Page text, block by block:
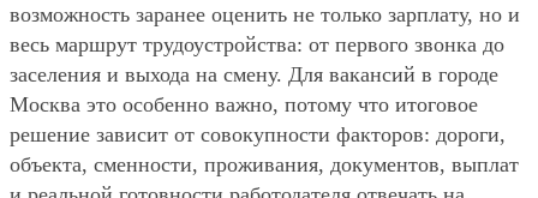
возможность заранее оценить не только зарплату, но и
весь маршрут трудоустройства: от первого звонка до
заселения и выхода на смену. Для вакансий в городе
Москва это особенно важно, потому что итоговое
решение зависит от совокупности факторов: дороги,
объекта, сменности, проживания, документов, выплат